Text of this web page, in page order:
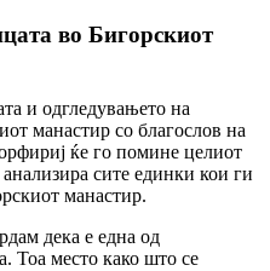
во Бигорскиот
и одгледувањето на
манастир со благослов на
ќе го помине целиот
сите единки кои ги
манастир.
дека е една од
Тоа место како што се